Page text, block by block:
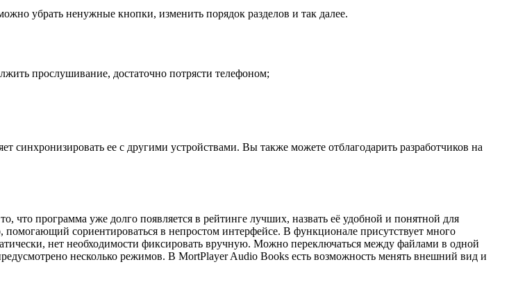
убрать ненужные кнопки, изменить порядок разделов и так далее.
прослушивание, достаточно потрясти телефоном;
синхронизировать ее с другими устройствами. Вы также можете отблагодарить разработчиков на
что программа уже долго появляется в рейтинге лучших, назвать её удобной и понятной для
сориентироваться в непростом интерфейсе. В функционале присутствует много
нет необходимости фиксировать вручную. Можно переключаться между файлами в одной
несколько режимов. В MortPlayer Audio Books есть возможность менять внешний вид и